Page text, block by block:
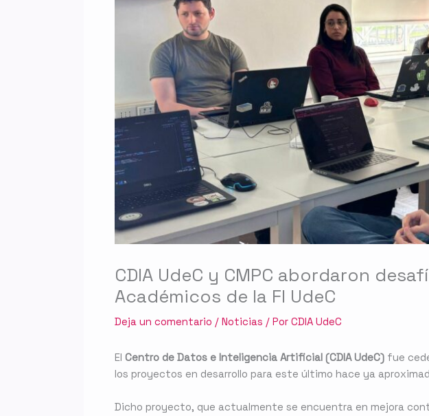
CDIA UdeC y CMPC abordaron
Académicos de la FI UdeC
Deja un comentario / Noticias / Por CDIA UdeC
El Centro de Datos e Inteligencia Artificial (CDIA UdeC) fue
los proyectos en desarrollo para este último hace ya
Dicho proyecto, que actualmente se encuentra en mejora